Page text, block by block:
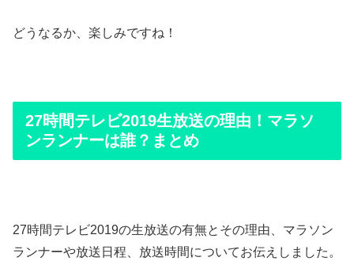
どうなるか、楽しみですね！
27時間テレビ2019生放送の理由！マラソ
ンランナーは誰？まとめ
27時間テレビ2019の生放送の有無とその理由、マラソン
ランナーや放送日程、放送時間についてお伝えしました。